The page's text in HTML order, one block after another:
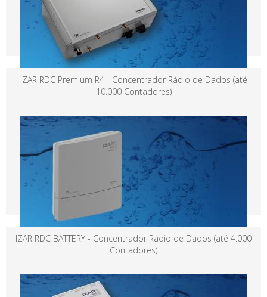
IZAR RDC Premium R4 - Concentrador Rádio de Dados (até
10.000 Contadores)
IZAR RDC BATTERY - Concentrador Rádio de Dados (até 4.000
Contadores)